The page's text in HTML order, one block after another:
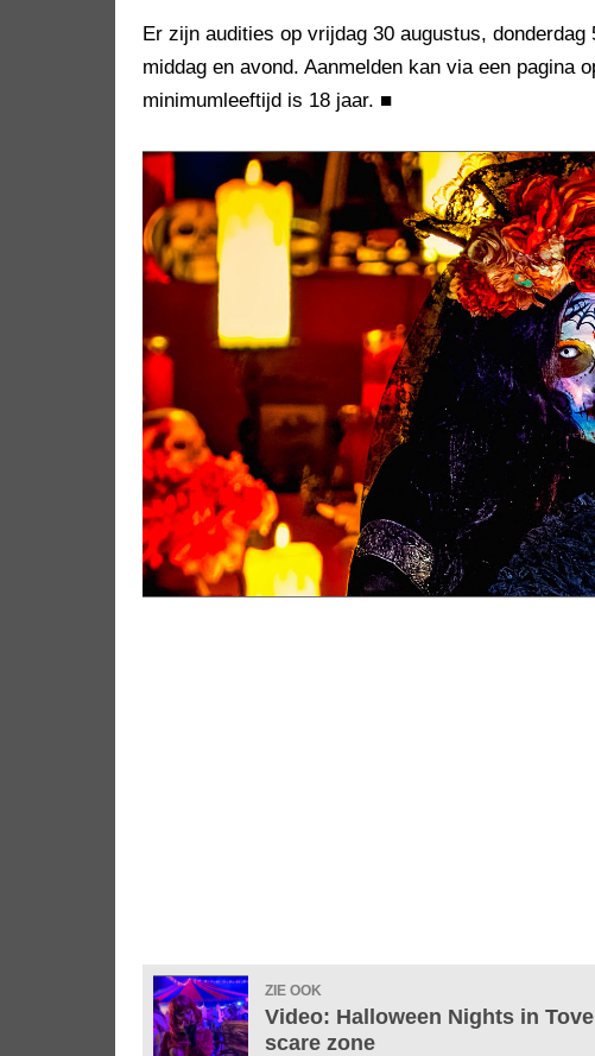
Er zijn audities op vrijdag 30 augustus,
middag en avond. Aanmelden kan via een pagina
minimumleeftijd is 18 jaar. ■
ZIE OOK
Video: Halloween Nights in
scare zone